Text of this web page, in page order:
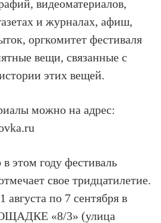
видеоматериалов,
и журналах, афиш,
оргкомитет фестиваля
вещи, связанные с
этих вещей.
можно на адрес:
этом году фестиваль
свое тридцатилетие.
августа по 7 сентября в
«8/3» (улица